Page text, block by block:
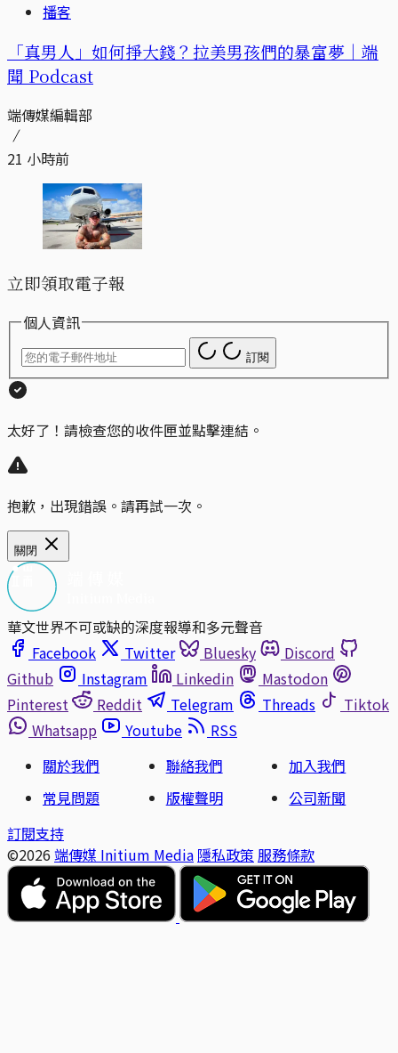
播客
「真男人」如何掙大錢？拉美男孩們的暴富夢｜端
聞 Podcast
端傳媒編輯部
21 小時前
立即領取電子報
個人資訊
訂閱
太好了！請檢查您的收件匣並點擊連結。
抱歉，出現錯誤。請再試一次。
關閉
華文世界不可或缺的深度報導和多元聲音
Facebook
Twitter Bluesky
Discord
Github
Instagram Linkedin
Mastodon
Pinterest
Reddit Telegram Threads
Tiktok
Whatsapp
Youtube
RSS
關於我們
聯絡我們
加入我們
常見問題
版權聲明
公司新聞
訂閱支持
©2026 端傳媒 Initium Media 隱私政策 服務條款